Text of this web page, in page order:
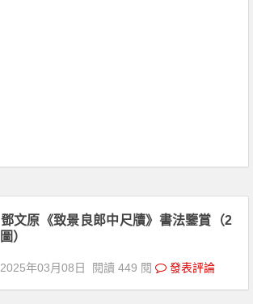
鄧文原《致景良郎中尺牘》書法鑒賞（2
圖）
2025年03月08日 閱讀 449 閱 發表評論